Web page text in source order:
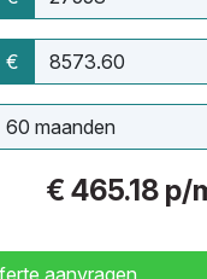
€
€ 465.18 p/
aanvragen